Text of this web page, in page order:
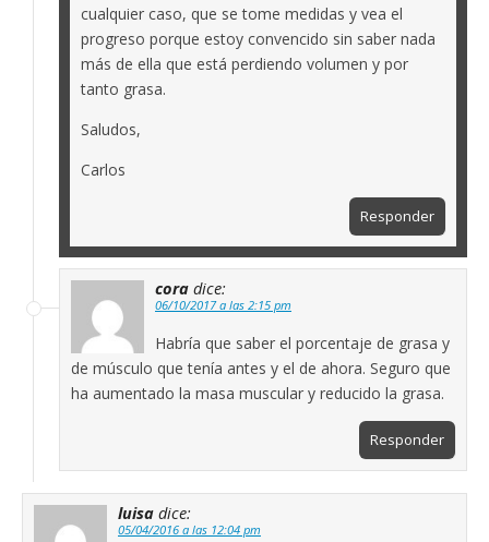
cualquier caso, que se tome medidas y vea el
progreso porque estoy convencido sin saber nada
más de ella que está perdiendo volumen y por
tanto grasa.
Saludos,
Carlos
Responder
cora dice:
06/10/2017 a las 2:15 pm
Habría que saber el porcentaje de grasa y
de músculo que tenía antes y el de ahora. Seguro que
ha aumentado la masa muscular y reducido la grasa.
Responder
luisa dice:
05/04/2016 a las 12:04 pm